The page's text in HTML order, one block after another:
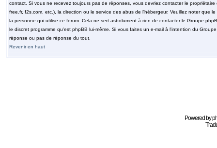
contact. Si vous ne recevez toujours pas de réponses, vous devriez contacter le
free.fr, f2s.com, etc.), la direction ou le service des abus de l'hébergeur. Veuillez noter
la personne qui utilise ce forum. Cela ne sert asbolument à rien de contacter le Groupe
le discret programme qu'est phpBB lui-même. Si vous faites un e-mail à l'intention du
réponse ou pas de réponse du tout.
Revenir en haut
Powered by